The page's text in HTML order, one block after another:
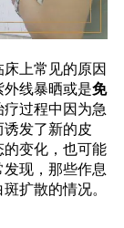
上常见的原因
外线暴晒或是免
过程中因为急
发了新的皮
变化，也可能
现，那些作息
扩散的情况。